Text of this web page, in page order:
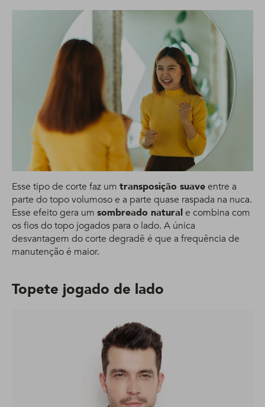
Esse tipo de corte faz um transposição suaveentre a
parte do topo volumoso e a parte quase raspada na nuca.
Esse efeito gera um sombreado naturale combina com
os fios do topo jogados para o lado. A única
desvantagem do corte degradê é que a frequência de
manutenção é maior.
Topete jogado de lado